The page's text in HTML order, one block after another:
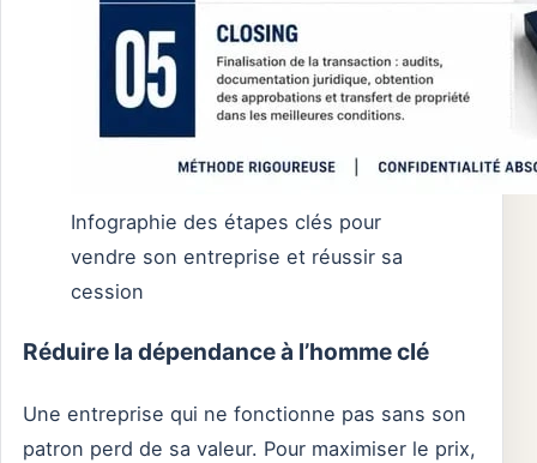
Infographie des étapes clés pour
vendre son entreprise et réussir sa
cession
Réduire la dépendance à l’homme clé
Une entreprise qui ne fonctionne pas sans son
patron perd de sa valeur. Pour maximiser le prix,